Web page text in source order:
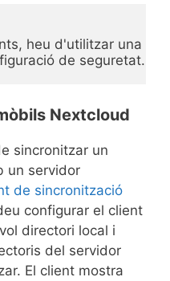
heu d'utilitzar una
de seguretat.
Nextcloud
sincronitzar un
un servidor
de sincronització
configurar el client
directori local i
del servidor
El client mostra